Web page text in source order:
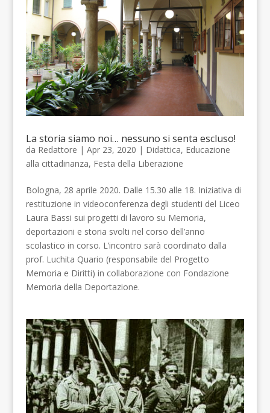
La storia siamo noi… nessuno si senta escluso!
da Redattore | Apr 23, 2020 | Didattica, Educazione
alla cittadinanza, Festa della Liberazione
Bologna, 28 aprile 2020. Dalle 15.30 alle 18. Iniziativa di
restituzione in videoconferenza degli studenti del Liceo
Laura Bassi sui progetti di lavoro su Memoria,
deportazioni e storia svolti nel corso dell’anno
scolastico in corso. L’incontro sarà coordinato dalla
prof. Luchita Quario (responsabile del Progetto
Memoria e Diritti) in collaborazione con Fondazione
Memoria della Deportazione.